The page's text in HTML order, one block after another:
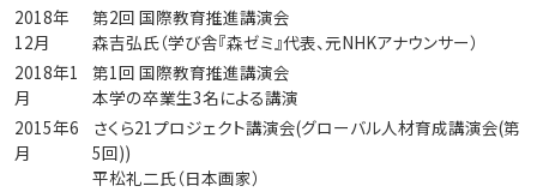
2018年
12月
第2回 国際教育推進講演会
森吉弘氏（学び舎『森ゼミ』代表、元NHKアナウンサー）
2018年1
月
第1回 国際教育推進講演会
本学の卒業生3名による講演
2015年6
月
さくら21プロジェクト講演会(グローバル人材育成講演会(第
5回))
平松礼二氏（日本画家）